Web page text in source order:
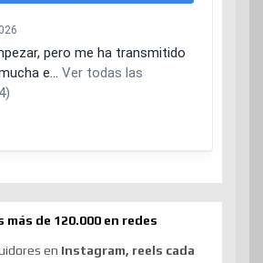
más de 120.000 en redes
en Instagram, reels cada